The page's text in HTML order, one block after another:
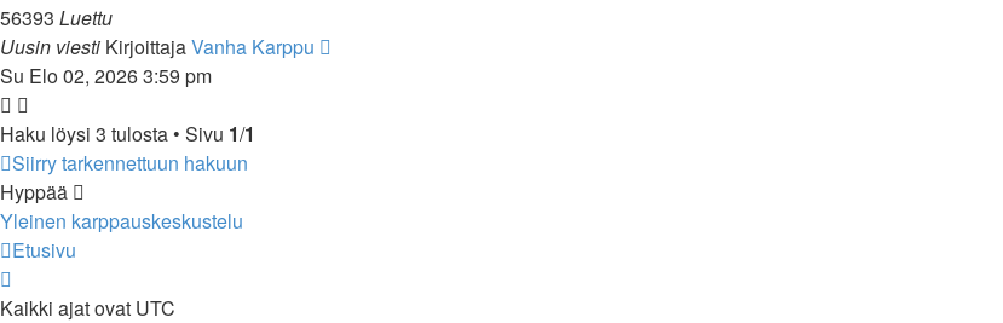
56393 Luettu
Uusin viesti KirjoittajaVanha Karppu
Su Elo 02, 2026 3:59 pm
Haku löysi 3 tulosta • Sivu 1/1
Siirry tarkennettuun hakuun
Hyppää
Yleinen karppauskeskustelu
Etusivu
Kaikki ajat ovat UTC